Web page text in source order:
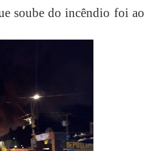
soube do incêndio foi ao